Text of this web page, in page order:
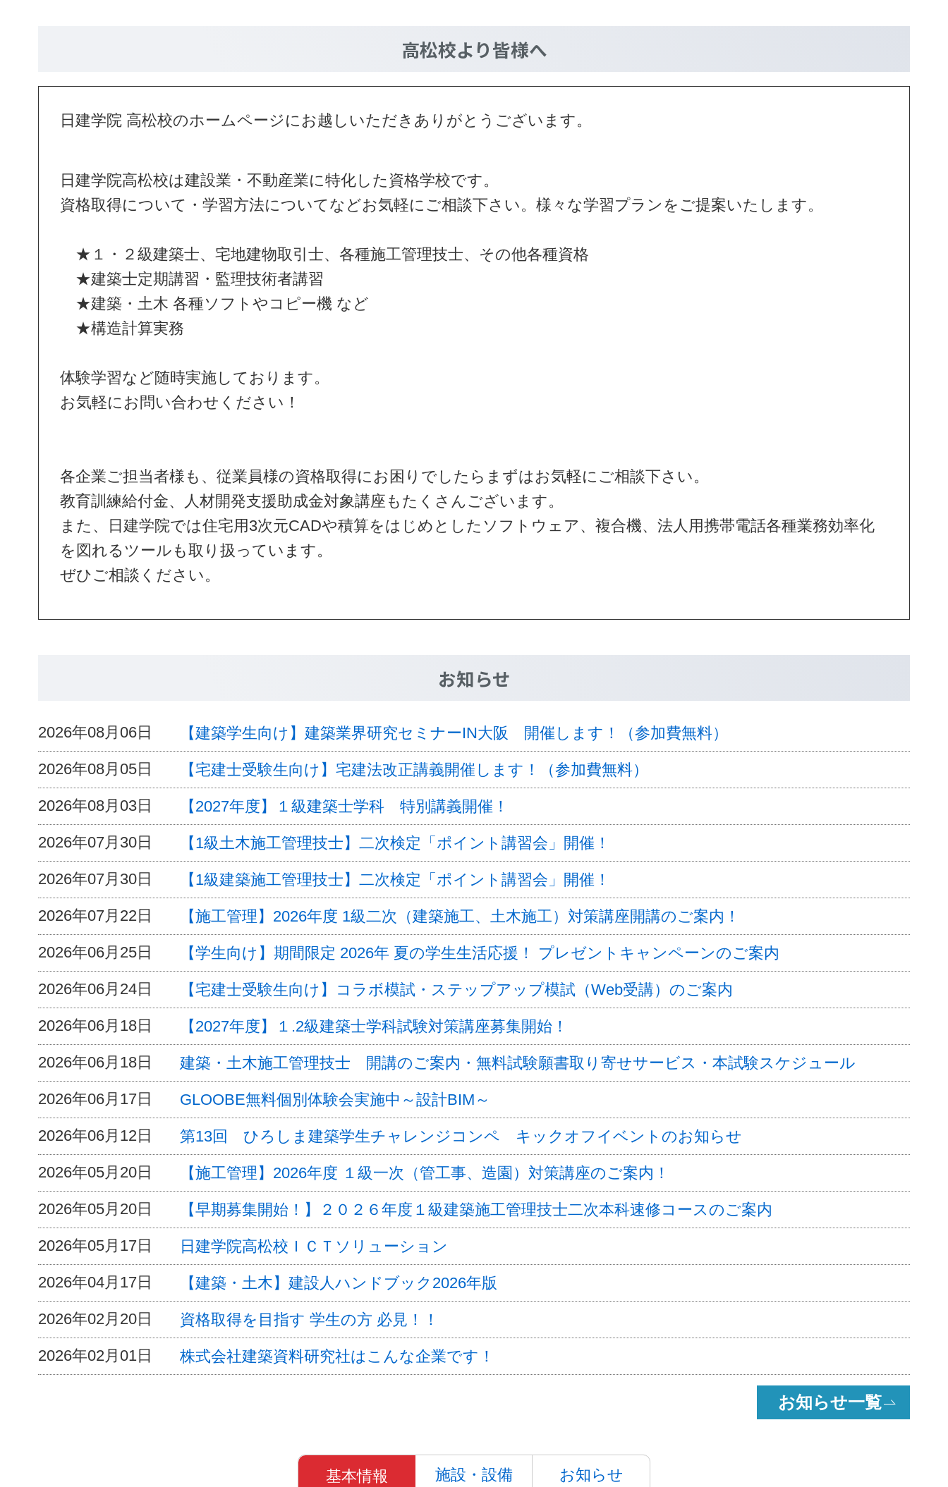
高松校より皆様へ
日建学院 高松校のホームページにお越しいただきありがとうございます。
日建学院高松校は建設業・不動産業に特化した資格学校です。
資格取得について・学習方法についてなどお気軽にご相談下さい。様々な学習プランをご提案いたします。
★１・２級建築士、宅地建物取引士、各種施工管理技士、その他各種資格
★建築士定期講習・監理技術者講習
★建築・土木 各種ソフトやコピー機 など
★構造計算実務
体験学習など随時実施しております。
お気軽にお問い合わせください！
各企業ご担当者様も、従業員様の資格取得にお困りでしたらまずはお気軽にご相談下さい。
教育訓練給付金、人材開発支援助成金対象講座もたくさんございます。
また、日建学院では住宅用3次元CADや積算をはじめとしたソフトウェア、複合機、法人用携帯電話各種業務効率化
を図れるツールも取り扱っています。
ぜひご相談ください。
お知らせ
2026年08月06日 【建築学生向け】建築業界研究セミナーIN大阪 開催します！（参加費無料）
2026年08月05日 【宅建士受験生向け】宅建法改正講義開催します！（参加費無料）
2026年08月03日 【2027年度】１級建築士学科 特別講義開催！
2026年07月30日 【1級土木施工管理技士】二次検定「ポイント講習会」開催！
2026年07月30日 【1級建築施工管理技士】二次検定「ポイント講習会」開催！
2026年07月22日 【施工管理】2026年度 1級二次（建築施工、土木施工）対策講座開講のご案内！
2026年06月25日 【学生向け】期間限定 2026年 夏の学生生活応援！ プレゼントキャンペーンのご案内
2026年06月24日 【宅建士受験生向け】コラボ模試・ステップアップ模試（Web受講）のご案内
2026年06月18日 【2027年度】１.2級建築士学科試験対策講座募集開始！
2026年06月18日 建築・土木施工管理技士 開講のご案内・無料試験願書取り寄せサービス・本試験スケジュール
2026年06月17日 GLOOBE無料個別体験会実施中～設計BIM～
2026年06月12日 第13回 ひろしま建築学生チャレンジコンペ キックオフイベントのお知らせ
2026年05月20日 【施工管理】2026年度 １級一次（管工事、造園）対策講座のご案内！
2026年05月20日 【早期募集開始！】２０２６年度１級建築施工管理技士二次本科速修コースのご案内
2026年05月17日 日建学院高松校ＩＣＴソリューション
2026年04月17日 【建築・土木】建設人ハンドブック2026年版
2026年02月20日 資格取得を目指す 学生の方 必見！！
2026年02月01日 株式会社建築資料研究社はこんな企業です！
お知らせ一覧
基本情報 施設・設備 お知らせ